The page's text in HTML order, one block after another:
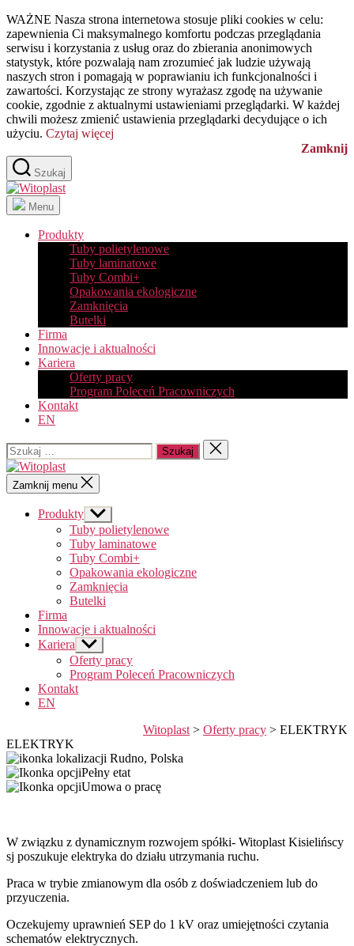
Przejdź
do
treści
WAŻNE Nasza strona internetowa stosuje pliki cookies w celu:
zapewnienia Ci maksymalnego komfortu podczas przeglądania
serwisu i korzystania z usług oraz do zbierania anonimowych
statystyk, które pozwalają nam zrozumieć jak ludzie używają
naszych stron i pomagają w poprawianiu ich funkcjonalności i
zawartości. Korzystając ze strony wyrażasz zgodę na używanie
cookie, zgodnie z aktualnymi ustawieniami przeglądarki. W każdej
chwili możesz zmienić ustawienia przeglądarki decydujące o ich
użyciu. Czytaj więcej
Zamknij
Szukaj
Witoplast
Menu
Produkty
Tuby polietylenowe
Tuby laminatowe
Tuby Combi+
Opakowania ekologiczne
Zamknięcia
Butelki
Firma
Innowacje i aktualności
Kariera
Oferty pracy
Program Poleceń Pracowniczych
Kontakt
EN
Szukaj:
Zamknij
wyszukiwanie
Witoplast
Zamknij menu
Produkty Pokaż
podmenu
Tuby polietylenowe
Tuby laminatowe
Tuby Combi+
Opakowania ekologiczne
Zamknięcia
Butelki
Firma
Innowacje i aktualności
Kariera Pokaż
podmenu
Oferty pracy
Program Poleceń Pracowniczych
Kontakt
EN
Witoplast > Oferty pracy > ELEKTRYK
ELEKTRYK
Rudno, Polska
Pełny etat
Umowa o pracę
W związku z dynamicznym rozwojem spółki- Witoplast Kisielińscy
sj poszukuje elektryka do działu utrzymania ruchu.
Praca w trybie zmianowym dla osób z doświadczeniem lub do
przyuczenia.
Oczekujemy uprawnień SEP do 1 kV oraz umiejętności czytania
schematów elektrycznych.